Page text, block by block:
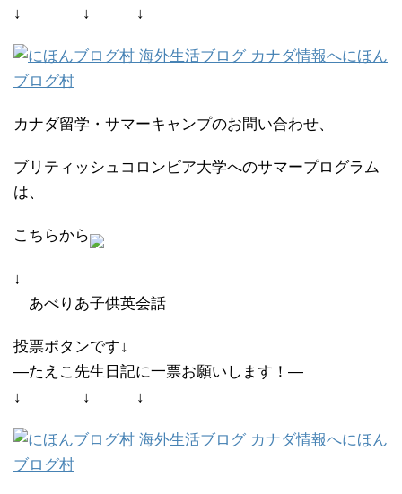
↓ ↓ ↓
にほん
ブログ村
カナダ留学・サマーキャンプのお問い合わせ、
ブリティッシュコロンビア大学へのサマープログラム
は、
こちらから
↓
あべりあ子供英会話
投票ボタンです↓
―たえこ先生日記に一票お願いします！―
↓ ↓ ↓
にほん
ブログ村